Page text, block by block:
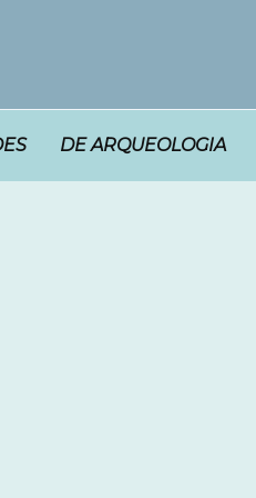
DE ARQUEOLOGIA